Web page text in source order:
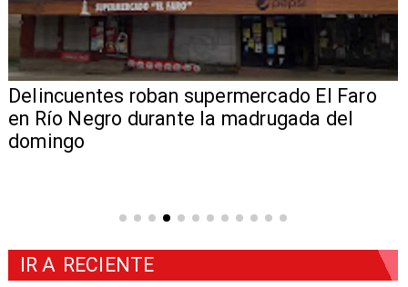
Delincuentes roban supermercado El Faro
en Río Negro durante la madrugada del
domingo
IR A RECIENTE